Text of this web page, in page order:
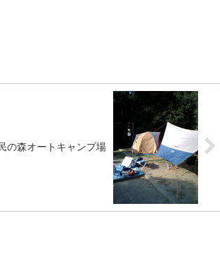
の森オートキャンプ場